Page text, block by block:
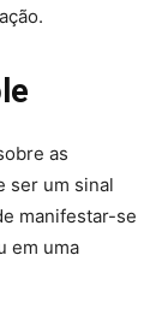
as
ser um sinal
manifestar-se
em uma